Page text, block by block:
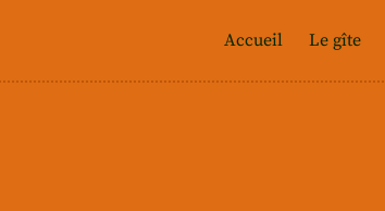
Accueil Le gîte